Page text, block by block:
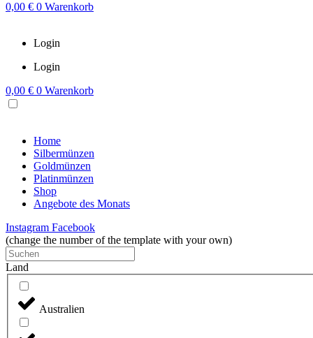
0,00 € 0 Warenkorb
Login
Login
0,00 € 0 Warenkorb
Home
Silbermünzen
Goldmünzen
Platinmünzen
Shop
Angebote des Monats
Instagram Facebook
(change the number of the template with your own)
Land
Australien